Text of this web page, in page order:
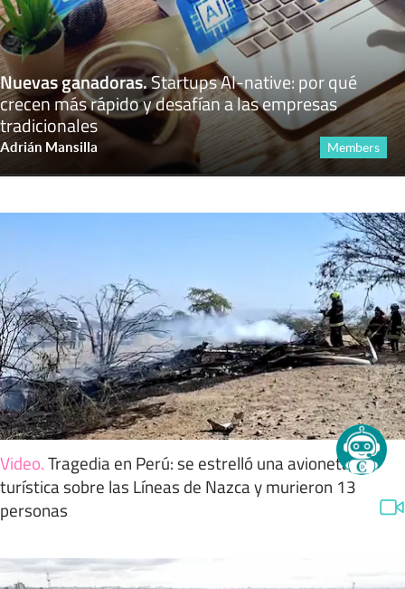
Nuevas ganadoras.Startups AI-native: por qué
crecen más rápido y desafían a las empresas
tradicionales
Adrián Mansilla Members
Video.Tragedia en Perú: se estrelló una avioneta
turística sobre las Líneas de Nazca y murieron 13
personas